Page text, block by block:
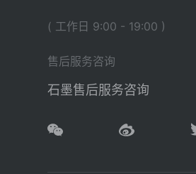
( 工作日 9:00 - 19:00 )
售后服务咨询
石墨售后服务咨询